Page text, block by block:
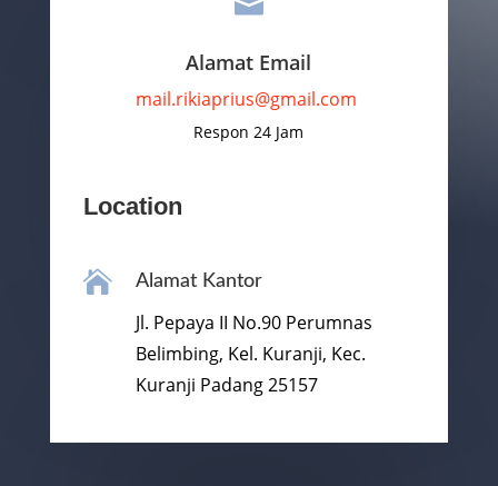
Alamat Email
mail.rikiaprius@gmail.com
Respon 24 Jam
Location
 Alamat Kantor
Jl. Pepaya II No.90 Perumnas
Belimbing, Kel. Kuranji, Kec.
Kuranji Padang 25157